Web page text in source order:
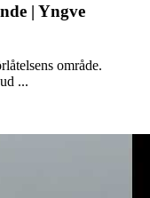
| Yngve
område.
...